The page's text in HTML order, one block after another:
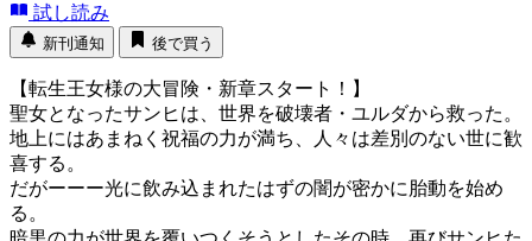
試し読み
新刊通知 後で買う
【転生王女様の大冒険・新章スタート！】
聖女となったサンヒは、世界を破壊者・ユルダから救った。
地上にはあまねく祝福の力が満ち、人々は差別のない世に歓
喜する。
だがーーー光に飲み込まれたはずの闇が密かに胎動を始め
る。